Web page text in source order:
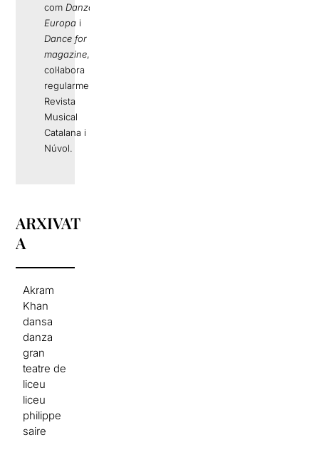
com Danza
Europa i
Dance for you
magazine, i
col·labora
regularment a
Revista
Musical
Catalana i
Núvol.
ARXIVAT
A
Akram
Khan
dansa
danza
gran
teatre de
liceu
liceu
philippe
saire